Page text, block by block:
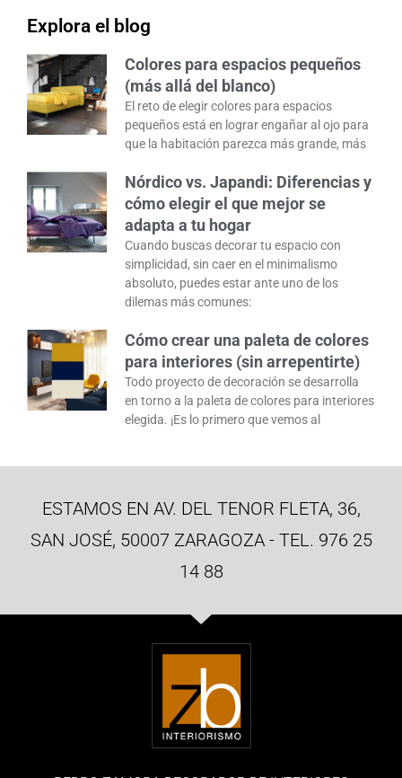
Explora el blog
Colores para espacios pequeños
(más allá del blanco)
El reto de elegir colores para espacios
pequeños está en lograr engañar al ojo para
que la habitación parezca más grande, más
Nórdico vs. Japandi: Diferencias y
cómo elegir el que mejor se
adapta a tu hogar
Cuando buscas decorar tu espacio con
simplicidad, sin caer en el minimalismo
absoluto, puedes estar ante uno de los
dilemas más comunes:
Cómo crear una paleta de colores
para interiores (sin arrepentirte)
Todo proyecto de decoración se desarrolla
en torno a la paleta de colores para interiores
elegida. ¡Es lo primero que vemos al
ESTAMOS EN AV. DEL TENOR FLETA, 36,
SAN JOSÉ, 50007 ZARAGOZA - TEL. 976 25
14 88